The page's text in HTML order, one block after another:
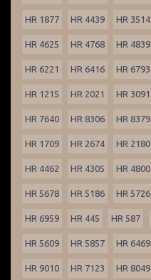
HR 1877 HR 4439 HR 3514
HR 4625 HR 4768 HR 4839
HR 6221 HR 6416 HR 6793
HR 1215 HR 2021 HR 3091
HR 7640 HR 8306 HR 8379
HR 1709 HR 2674 HR 2180
HR 4462 HR 4305 HR 4800
HR 5678 HR 5186 HR 5726
HR 6959 HR 445 HR 587
HR 5609 HR 5857 HR 6469
HR 9010 HR 7123 HR 8049